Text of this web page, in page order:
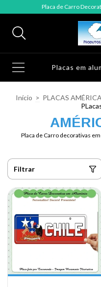
Placa de Carro
Placas em
Início > PLACAS
Placa de Carro decorativas
Filtrar